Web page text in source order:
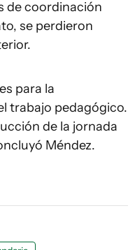
de coordinación
se perdieron
para la
trabajo pedagógico.
de la jornada
Méndez.